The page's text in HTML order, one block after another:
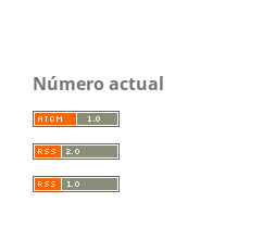
Número actual